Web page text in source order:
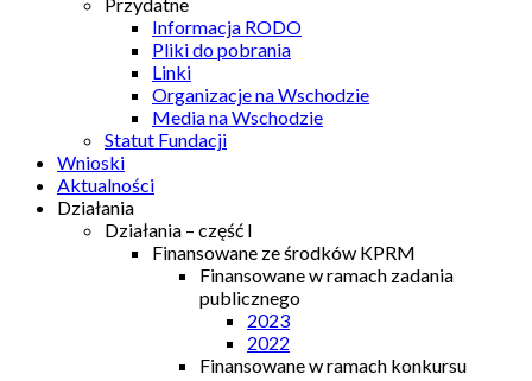
Informacja RODO
Pliki do pobrania
Linki
Organizacje na Wschodzie
Media na Wschodzie
Statut Fundacji
Wnioski
Aktualności
Działania
Działania – część I
Finansowane ze środków KPRM
Finansowane w ramach zadania
publicznego
2023
2022
Finansowane w ramach konkursu